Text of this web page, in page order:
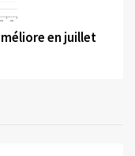
en juillet